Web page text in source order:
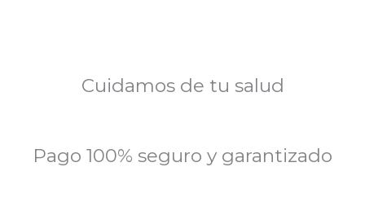
Cuidamos de tu salud
Pago 100% seguro y garantizado